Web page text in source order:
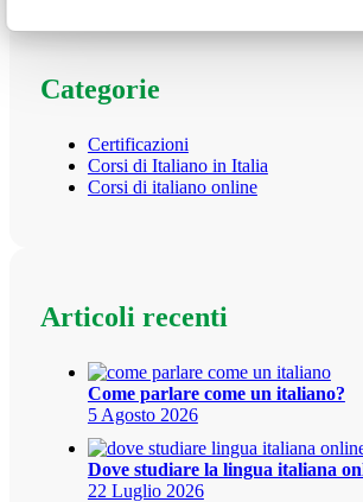
Categorie
Certificazioni
Corsi di Italiano in Italia
Corsi di italiano online
Articoli recenti
Come parlare come un italiano?
5 Agosto 2026
Dove studiare la lingua italiana
22 Luglio 2026